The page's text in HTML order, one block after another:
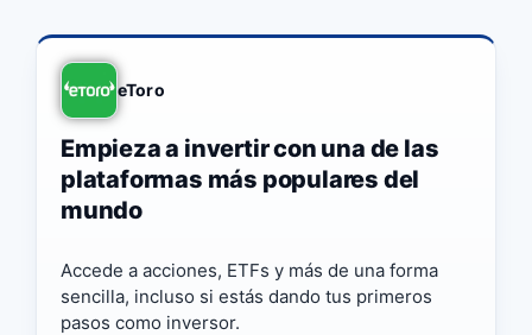
eToro
Empieza a invertir con una de las
plataformas más populares del
mundo
Accede a acciones, ETFs y más de una forma
sencilla, incluso si estás dando tus primeros
pasos como inversor.